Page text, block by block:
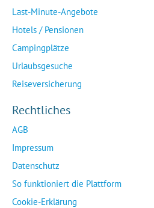
Last-Minute-Angebote
Hotels / Pensionen
Campingplätze
Urlaubsgesuche
Reiseversicherung
Rechtliches
AGB
Impressum
Datenschutz
So funktioniert die Plattform
Cookie-Erklärung